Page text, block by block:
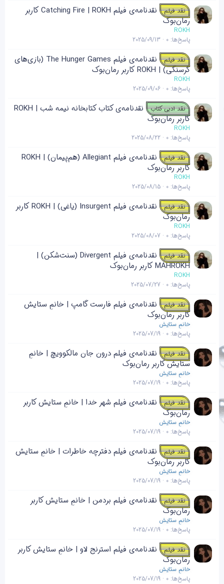
نقد فیلم
نقدنامه‌ی فیلم Catching Fire | ROKH کاربر
رمان‌بوک
ROKH
پاسخ‌ها 0
2025/09/13
نقد فیلم
نقدنامه‌ی فیلم The Hunger Games (بازی‌های
گرسنگی) | ROKH کاربر رمان‌بوک
ROKH
پاسخ‌ها 0
2025/09/06
نقد ادبی کتاب
نقدنامه‌ی کتاب کتابخانه نیمه شب | ROKH
کاربر رمان‌بوک
ROKH
پاسخ‌ها 0
2025/08/22
نقد فیلم
نقدنامه‌ی فیلم Allegiant (هم‌پیمان) | ROKH
کاربر رمان‌بوک
ROKH
پاسخ‌ها 0
2025/08/15
نقد فیلم
نقدنامه‌ی فیلم Insurgent (یاغی) | ROKH کاربر
رمان‌بوک
ROKH
پاسخ‌ها 0
2025/08/07
نقد فیلم
نقدنامه‌ی فیلم Divergent (سنت‌شکن) |
MAHROKH کاربر رمان‌بوک
ROKH
پاسخ‌ها 0
2025/07/27
نقد فیلم
نقدنامه‌ی فیلم فارست گامپ | خانمِ ستایش
کاربر رمان‌بوک
خانمِ ستایش
پاسخ‌ها 0
2025/07/19
نقد فیلم
نقدنامه‌ی فیلم درون جان مالکوویچ | خانمِ
ستایش کاربر رمان‌بوک
خانمِ ستایش
پاسخ‌ها 0
2025/07/19
نقد فیلم
نقدنامه‌ی فیلم شهر خدا | خانمِ ستایش کاربر
رمان‌بوک
خانمِ ستایش
پاسخ‌ها 0
2025/07/19
نقد فیلم
نقدنامه‌ی فیلم دفترچه خاطرات | خانمِ ستایش
کاربر رمان‌بوک
خانمِ ستایش
پاسخ‌ها 0
2025/07/19
نقد فیلم
نقدنامه‌ی فیلم بردمن | خانمِ ستایش کاربر
رمان‌بوک
خانمِ ستایش
پاسخ‌ها 0
2025/07/19
نقد فیلم
نقدنامه‌ی فیلم استرنج لاو | خانمِ ستایش کاربر
رمان‌بوک
خانمِ ستایش
پاسخ‌ها 0
2025/07/19